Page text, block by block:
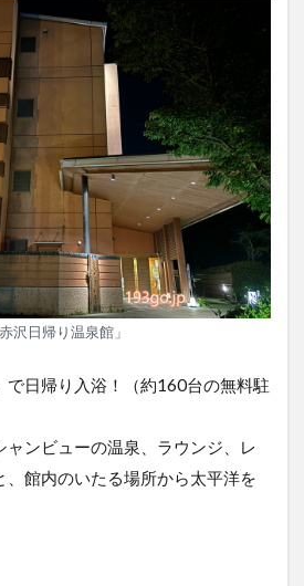
赤沢日帰り温泉館」
で日帰り入浴！（約160台の無料駐
ャンビューの温泉、ラウンジ、レ
、館内のいたる場所から太平洋を